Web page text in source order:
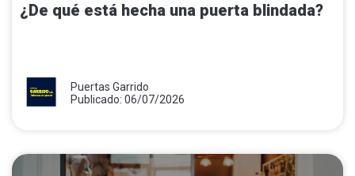
¿De qué está hecha una puerta blindada?
Puertas Garrido
Publicado: 06/07/2026